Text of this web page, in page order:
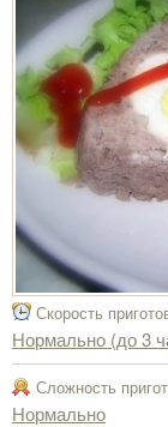
Скорость
Нормально (до 3
Сложность
Нормально